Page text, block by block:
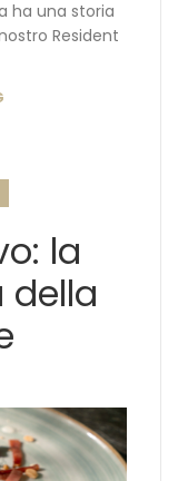
ha una storia
Resident
la
della